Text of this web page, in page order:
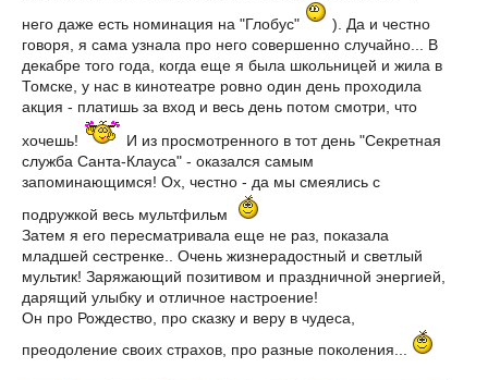
него даже есть номинация на "Глобус"
). Да и честно
говоря, я сама узнала про него совершенно случайно... В
декабре того года, когда еще я была школьницей и жила в
Томске, у нас в кинотеатре ровно один день проходила
акция - платишь за вход и весь день потом смотри, что
хочешь!
И из просмотренного в тот день "Секретная
служба Санта-Клауса" - оказался самым
запоминающимся! Ох, честно - да мы смеялись с
подружкой весь мультфильм
Затем я его пересматривала еще не раз, показала
младшей сестренке.. Очень жизнерадостный и светлый
мультик! Заряжающий позитивом и праздничной энергией,
дарящий улыбку и отличное настроение!
Он про Рождество, про сказку и веру в чудеса,
преодоление своих страхов, про разные поколения...